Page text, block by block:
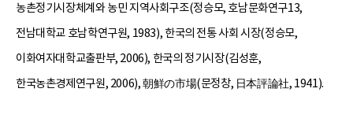
농촌정기시장체계와 농민 지역사회구조(정승모, 호남문화연구13,
전남대학교 호남학연구원, 1983), 한국의 전통 사회 시장(정승모,
이화여자대학교출판부, 2006), 한국의 정기시장(김성훈,
한국농촌경제연구원, 2006), 朝鮮の市場(문정창, 日本評論社, 1941).